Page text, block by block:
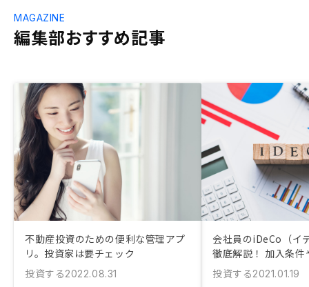
編集部おすすめ記事
MAGAZINE
不動産投資のための便利な管理アプ
リ。投資家は要チェック
投資する2022.08.31
会社員のiDeCo（イ
徹底解説！ 加入条件
投資する2021.01.19